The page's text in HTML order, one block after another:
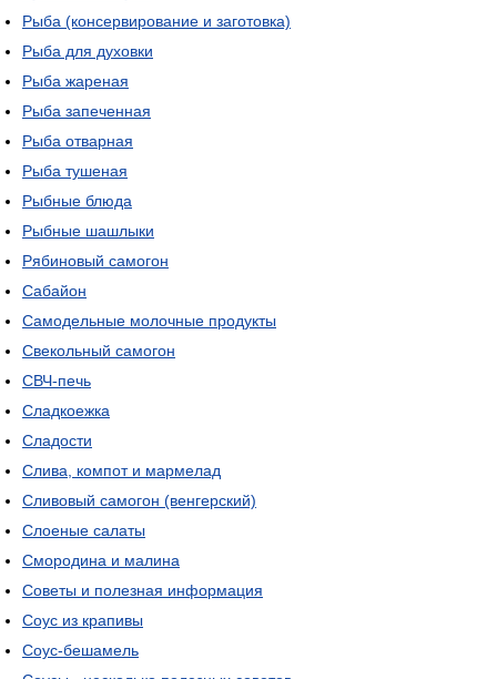
Рыба (консервирование и заготовка)
Рыба для духовки
Рыба жареная
Рыба запеченная
Рыба отварная
Рыба тушеная
Рыбные блюда
Рыбные шашлыки
Рябиновый самогон
Сабайон
Самодельные молочные продукты
Свекольный самогон
СВЧ-печь
Сладкоежка
Сладости
Слива, компот и мармелад
Сливовый самогон (венгерский)
Слоеные салаты
Смородина и малина
Советы и полезная информация
Соус из крапивы
Соус-бешамель